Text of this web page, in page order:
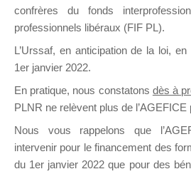
il y a
confrères du fonds
professionnels libéraux (FIF PL).
L’Urssaf, en anticipation de la loi, en
1er janvier 2022.
En pratique, nous constatons dès à
PLNR ne relèvent plus de l’AGEFICE
Nous vous rappelons que
intervenir pour le financement des
du 1er janvier 2022 que pour des